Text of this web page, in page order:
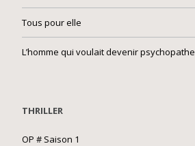
Tous pour elle
L’homme qui voulait devenir psychopathe
THRILLER
OP # Saison 1